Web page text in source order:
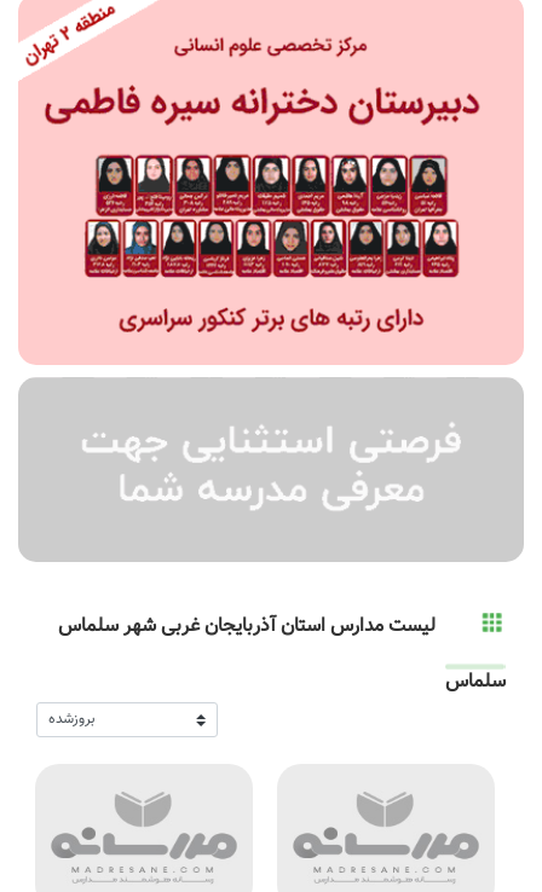
مقطع تحصیلی
دوره اول متوسطه
دوره دوم متوسطه- فنی
دوره دوم متوسطه- نظری
پیش دبستانی
لیست مدارس استان آذربایجان غربی شهر سلماس
سلماس